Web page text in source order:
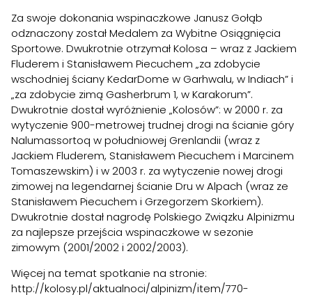
Za swoje dokonania wspinaczkowe Janusz Gołąb
odznaczony został Medalem za Wybitne Osiągnięcia
Sportowe. Dwukrotnie otrzymał Kolosa – wraz z Jackiem
Fluderem i Stanisławem Piecuchem „za zdobycie
wschodniej ściany KedarDome w Garhwalu, w Indiach” i
„za zdobycie zimą Gasherbrum 1, w Karakorum”.
Dwukrotnie dostał wyróżnienie „Kolosów”: w 2000 r. za
wytyczenie 900-metrowej trudnej drogi na ścianie góry
Nalumassortoq w południowej Grenlandii (wraz z
Jackiem Fluderem, Stanisławem Piecuchem i Marcinem
Tomaszewskim) i w 2003 r. za wytyczenie nowej drogi
zimowej na legendarnej ścianie Dru w Alpach (wraz ze
Stanisławem Piecuchem i Grzegorzem Skorkiem).
Dwukrotnie dostał nagrodę Polskiego Związku Alpinizmu
za najlepsze przejścia wspinaczkowe w sezonie
zimowym (2001/2002 i 2002/2003).
Więcej na temat spotkanie na stronie:
http://kolosy.pl/aktualnoci/alpinizm/item/770-